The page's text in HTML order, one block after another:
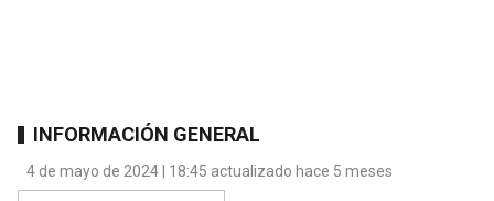
INFORMACIÓN GENERAL
4 de mayo de 2024 | 18:45 actualizado hace 5 meses